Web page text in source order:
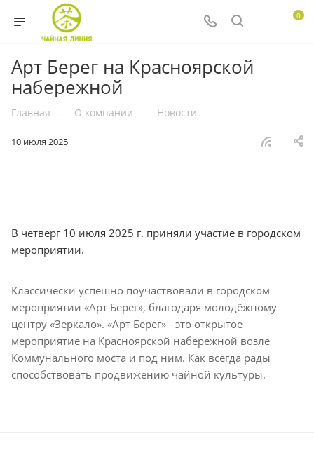
0
Арт Берег на Красноярской
набережной
Главная — О компании — Новости
10 июля 2025
В четверг 10 июля 2025 г. приняли участие в городском
мероприятии.
Классически успешно поучаствовали в городском
мероприятии «Арт Берег», благодаря молодёжному
центру «Зеркало». «Арт Берег» - это открытое
мероприятие на Красноярской набережной возле
Коммунального моста и под ним. Как всегда рады
способствовать продвижению чайной культуры.